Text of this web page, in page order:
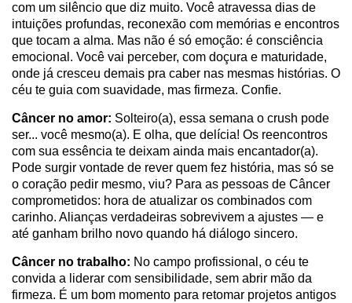
com um silêncio que diz muito. Você atravessa dias de
intuições profundas, reconexão com memórias e encontros
que tocam a alma. Mas não é só emoção: é consciência
emocional. Você vai perceber, com doçura e maturidade,
onde já cresceu demais pra caber nas mesmas histórias. O
céu te guia com suavidade, mas firmeza. Confie.
Câncer no amor: Solteiro(a), essa semana o crush pode
ser... você mesmo(a). E olha, que delícia! Os reencontros
com sua essência te deixam ainda mais encantador(a).
Pode surgir vontade de rever quem fez história, mas só se
o coração pedir mesmo, viu? Para as pessoas de Câncer
comprometidos: hora de atualizar os combinados com
carinho. Alianças verdadeiras sobrevivem a ajustes — e
até ganham brilho novo quando há diálogo sincero.
Câncer no trabalho: No campo profissional, o céu te
convida a liderar com sensibilidade, sem abrir mão da
firmeza. É um bom momento para retomar projetos antigos